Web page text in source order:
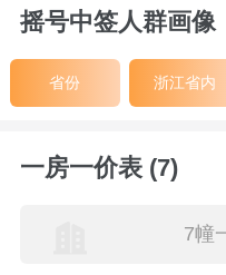
摇号中签人群画像
省份 浙江省内
一房一价表 (7)
7幢